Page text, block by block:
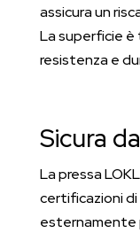
assicura un
La superficie
resistenza e
Sicura
La pressa
certificazioni di
esternamente